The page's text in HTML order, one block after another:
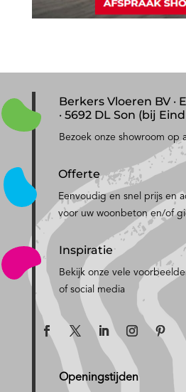
Berkers Vloeren BV ·
· 5692 DL Son (bij
Bezoek onze showroom op
Offerte
Eenvoudig en snel prijs en
voor uw woonbeton en/of
Inspiratie
Bekijk onze vele
of social media
Openingstijden